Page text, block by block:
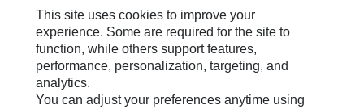
Caterpillar.com
Caterpillar Contacto
Mis Preferencias De Marketing
This site uses cookies to improve your
experience. Some are required for the site to
function, while others support features,
performance, personalization, targeting, and
analytics.
You can adjust your preferences anytime using